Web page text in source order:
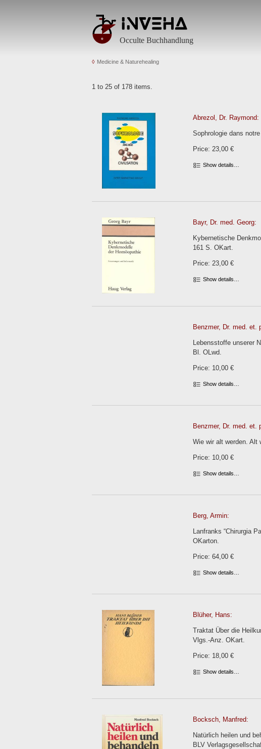
Occulte Buchhandlung
Medicine & Naturehealing
1 to 25 of 178 items.
Abrezol, Dr. Raymond:
Sophrologie dans
Price: 23,00 €
Show details…
Bayr, Dr. med. Georg:
Kybernetische
161 S. OKart.
Price: 23,00 €
Show details…
Benzmer, Dr. med. et.
Lebensstoffe unserer
Bl. OLwd.
Price: 10,00 €
Show details…
Benzmer, Dr. med. et.
Wie wir alt werden. Alt
Price: 10,00 €
Show details…
Berg, Armin:
Lanfranks “Chirurgia
OKarton.
Price: 64,00 €
Show details…
Blüher, Hans:
Traktat Über die
Vlgs.-Anz. OKart.
Price: 18,00 €
Show details…
Bocksch, Manfred:
Natürlich heilen und
BLV